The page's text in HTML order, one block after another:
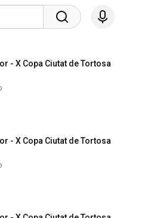
- X Copa Ciutat de Tortosa
- X Copa Ciutat de Tortosa